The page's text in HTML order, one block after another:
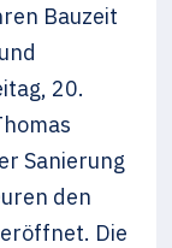
Bauzeit
20.
Sanierung
den
Die